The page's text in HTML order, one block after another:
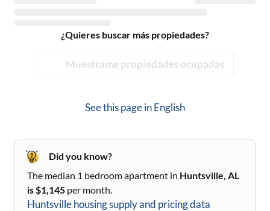
¿Quieres buscar más propiedades?
Muéstrame propiedades ocupadas
See this page inEnglish
Did you know?
The median 1 bedroom apartment in Huntsville, AL
is $1,145 per month.
Huntsvillehousing supply and pricing data